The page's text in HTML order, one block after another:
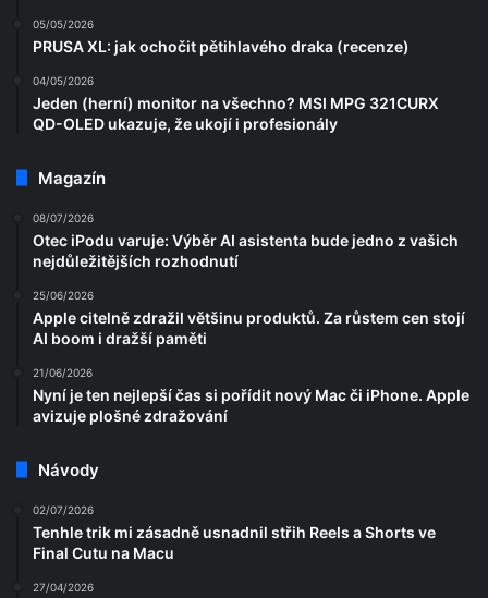
05/05/2026
PRUSA XL: jak ochočit pětihlavého draka (recenze)
04/05/2026
Jeden (herní) monitor na všechno? MSI MPG 321CURX
QD-OLED ukazuje, že ukojí i profesionály
Magazín
08/07/2026
Otec iPodu varuje: Výběr AI asistenta bude jedno z vašich
nejdůležitějších rozhodnutí
25/06/2026
Apple citelně zdražil většinu produktů. Za růstem cen stojí
AI boom i dražší paměti
21/06/2026
Nyní je ten nejlepší čas si pořídit nový Mac či iPhone. Apple
avizuje plošné zdražování
Návody
02/07/2026
Tenhle trik mi zásadně usnadnil střih Reels a Shorts ve
Final Cutu na Macu
27/04/2026